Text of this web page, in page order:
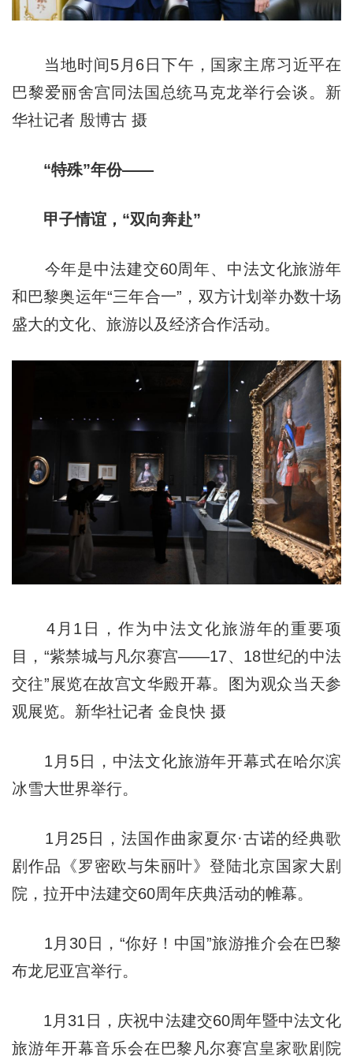
当地时间5月6日下午，国家主席习近平在
巴黎爱丽舍宫同法国总统马克龙举行会谈。新
华社记者 殷博古 摄
“特殊”年份——
甲子情谊，“双向奔赴”
今年是中法建交60周年、中法文化旅游年
和巴黎奥运年“三年合一”，双方计划举办数十场
盛大的文化、旅游以及经济合作活动。
4月1日，作为中法文化旅游年的重要项
目，“紫禁城与凡尔赛宫——17、18世纪的中法
交往”展览在故宫文华殿开幕。图为观众当天参
观展览。新华社记者 金良快 摄
1月5日，中法文化旅游年开幕式在哈尔滨
冰雪大世界举行。
1月25日，法国作曲家夏尔·古诺的经典歌
剧作品《罗密欧与朱丽叶》登陆北京国家大剧
院，拉开中法建交60周年庆典活动的帷幕。
1月30日，“你好！中国”旅游推介会在巴黎
布龙尼亚宫举行。
1月31日，庆祝中法建交60周年暨中法文化
旅游年开幕音乐会在巴黎凡尔赛宫皇家歌剧院